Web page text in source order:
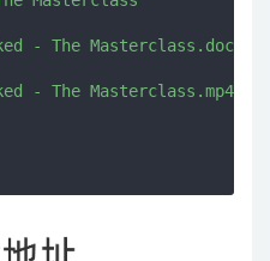
- The Masterclass.docx